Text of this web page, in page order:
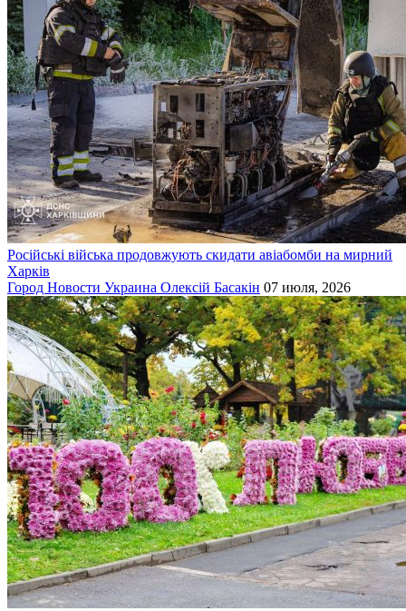
Російські війська продовжують скидати авіабомби на мирний
Харків
Город Новости Украина Олексій Басакін 07 июля, 2026